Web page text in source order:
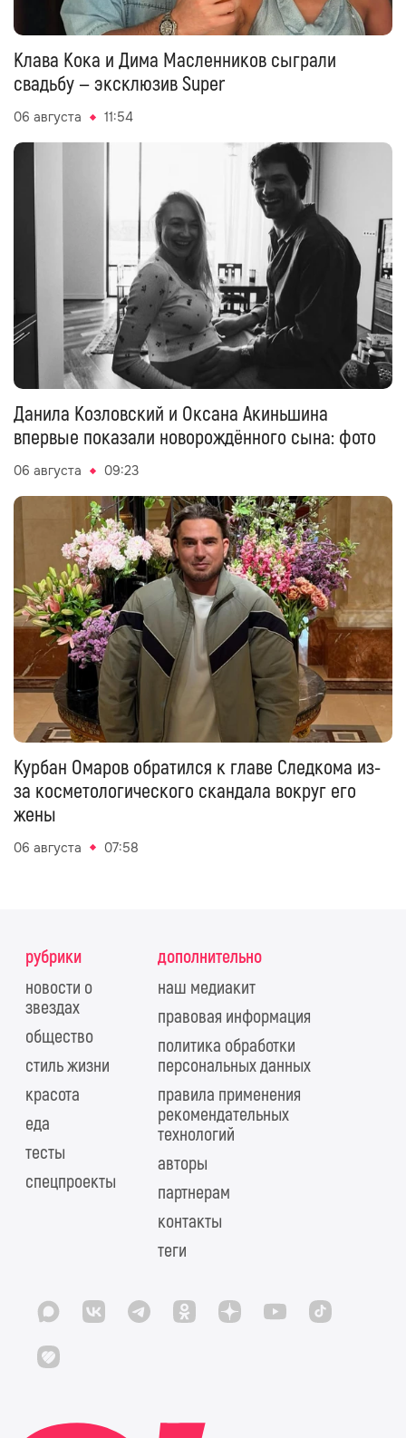
Клава Кока и Дима Масленников сыграли
свадьбу — эксклюзив Super
06 августа 11:54
Данила Козловский и Оксана Акиньшина
впервые показали новорождённого сына: фото
06 августа 09:23
Курбан Омаров обратился к главе Следкома из-
за косметологического скандала вокруг его
жены
06 августа 07:58
рубрики
новости о
звездах
общество
стиль жизни
красота
еда
тесты
спецпроекты
дополнительно
наш медиакит
правовая информация
политика обработки
персональных данных
правила применения
рекомендательных
технологий
авторы
партнерам
контакты
теги